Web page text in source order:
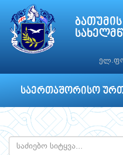
საერთაშორისო